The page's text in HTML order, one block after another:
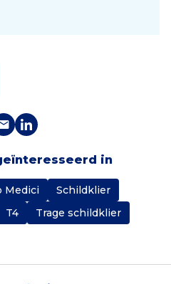
in
Medici
Schildklier
T4
Trage schildklier